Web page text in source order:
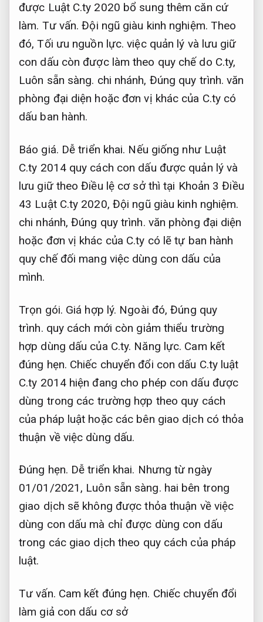
được Luật C.ty 2020 bổ sung thêm căn cứ
làm. Tư vấn. Đội ngũ giàu kinh nghiệm. Theo
đó,Tối ưu nguồn lực. việc quản lý và lưu giữ
con dấu còn được làm theo quy chế do C.ty,
Luôn sẵn sàng. chi nhánh, Đúng quy trình. văn
phòng đại diện hoặc đơn vị khác của C.ty có
dấu ban hành.
Báo giá. Dễ triển khai. Nếu giống như Luật
C.ty 2014 quy cách con dấu được quản lý và
lưu giữ theo Điều lệ cơ sở thì tại Khoản 3 Điều
43 Luật C.ty 2020, Đội ngũ giàu kinh nghiệm.
chi nhánh,Đúng quy trình. văn phòng đại diện
hoặc đơn vị khác của C.ty có lẽ tự ban hành
quy chế đối mang việc dùng con dấu của
mình.
Trọn gói. Giá hợp lý. Ngoài đó,Đúng quy
trình. quy cách mới còn giảm thiểu trường
hợp dùng dấu của C.ty. Năng lực. Cam kết
đúng hẹn. Chiếc chuyển đổi con dấu C.ty luật
C.ty 2014 hiện đang cho phép con dấu được
dùng trong các trường hợp theo quy cách
của pháp luật hoặc các bên giao dịch có thỏa
thuận về việc dùng dấu.
Đúng hẹn. Dễ triển khai. Nhưng từ ngày
01/01/2021, Luôn sẵn sàng. hai bên trong
giao dịch sẽ không được thỏa thuận về việc
dùng con dấu mà chỉ được dùng con dấu
trong các giao dịch theo quy cách của pháp
luật.
Tư vấn. Cam kết đúng hẹn. Chiếc chuyển đổi
làm giả con dấu cơ sở